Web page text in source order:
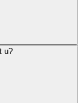
u?